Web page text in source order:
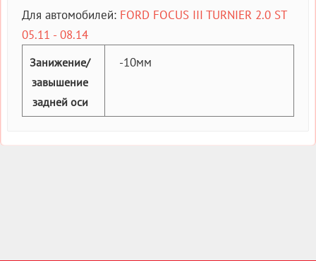
Для автомобилей: FORD FOCUS III TURNIER 2.0 ST
05.11 - 08.14
Занижение/
завышение
задней оси
-10мм